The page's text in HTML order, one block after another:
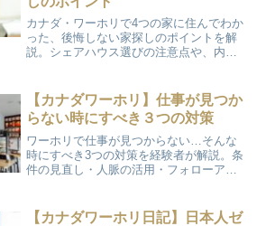
カナダ・ワーホリで4つの家に住んでわか
った、後悔しない家探しのポイントを解
説。シェアハウス選びの注意点や、内見
【カナダワーホリ】仕事が見つか
らない時にすべき３つの対策
ワーホリで仕事が見つからない…そんな
時にすべき3つの対策を経験者が解説。条
件の見直し・人脈の活用・フォローアッ
【カナダワーホリ日記】日本人ゼ